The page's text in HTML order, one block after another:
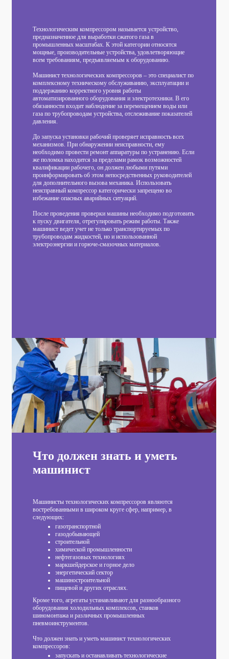
Технологическим компрессором называется устройство,
предназначенное для выработки сжатого газа в
промышленных масштабах. К этой категории относятся
мощные, производительные устройства, удовлетворяющие
всем требованиям, предъявляемым к оборудованию.
Машинист технологических компрессоров – это специалист по
комплексному техническому обслуживанию, эксплуатации и
поддержанию корректного уровня работы
автоматизированного оборудования и электротехники. В его
обязанности входит наблюдение за перемещением воды или
газа по трубопроводам устройства, отслеживание показателей
давления.
До запуска установки рабочий проверяет исправность всех
механизмов. При обнаружении неисправности, ему
необходимо провести ремонт аппаратуры по устранению. Если
же поломка находится за пределами рамок возможностей
квалификации рабочего, он должен любыми путями
проинформировать об этом непосредственных руководителей
для дополнительного вызова механика. Использовать
неисправный компрессор категорически запрещено во
избежание опасных аварийных ситуаций.
После проведения проверки машины необходимо подготовить
к пуску двигателя, отрегулировать режим работы. Также
машинист ведет учет не только транспортируемых по
трубопроводам жидкостей, но и использованной
электроэнергии и горюче-смазочных материалов.
Что должен знать и уметь
машинист
Машинисты технологических компрессоров являются
востребованными в широком круге сфер, например, в
следующих:
газотранспортной
газодобывающей
строительной
химической промышленности
нефтегазовых технологиях
маркшейдерское и горное дело
энергетический сектор
машиностроительной
пищевой и других отраслях.
Кроме того, агрегаты устанавливают для разнообразного
оборудования холодильных комплексов, станков
шиномонтажа и различных промышленных
пневмоинструментов.
Что должен знать и уметь машинист технологических
компрессоров:
запускать и останавливать технологические